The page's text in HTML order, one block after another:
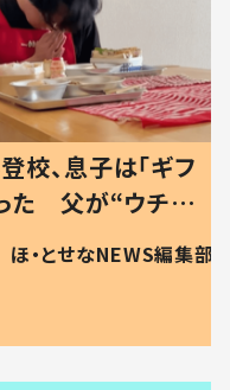
は「ギフ
“ウチ給
とは #令
NEWS編集部
ひ孫に
が、抱
に「涙
方ない」